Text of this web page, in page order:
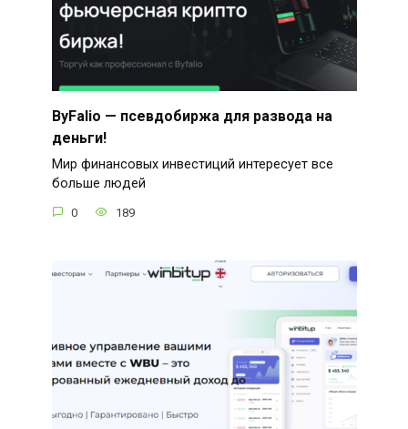
ByFalio — псевдобиржа для развода на
деньги!
Мир финансовых инвестиций интересует все
больше людей
0 189